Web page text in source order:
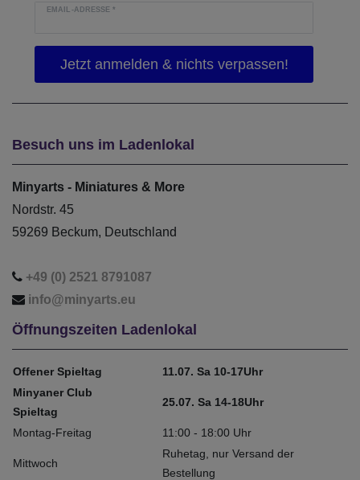
EMAIL-ADRESSE*
Besuch uns im Ladenlokal
Minyarts - Miniatures & More
Nordstr. 45
59269 Beckum, Deutschland
+49 (0) 2521 8791087
info@minyarts.eu
Öffnungszeiten Ladenlokal
Offener Spieltag
11.07. Sa 10-17Uhr
Minyaner Club
Spieltag
25.07. Sa 14-18Uhr
Montag-Freitag 11:00 - 18:00 Uhr
Mittwoch
Ruhetag, nur Versand der
Bestellung